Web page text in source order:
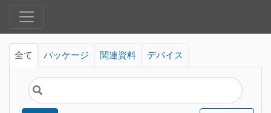
全て パッケージ 関連資料 デバイス